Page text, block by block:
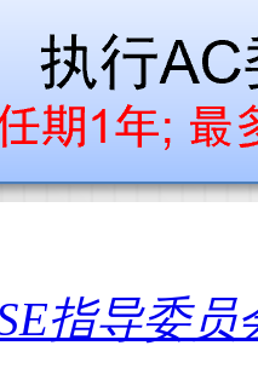
指导委